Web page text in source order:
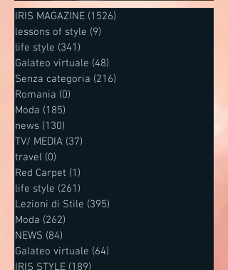
IRIS MAGAZINE (1526)
lessons of style (9)
life style (341)
Galateo virtuale (48)
Senza categoria (216)
Romania (0)
Moda (185)
news (130)
TV/ MEDIA (37)
travel (0)
Red Carpet (1)
life style (261)
Lezioni di Stile (395)
Moda (262)
NEWS (84)
Galateo virtuale (64)
IRIS STYLE (189)